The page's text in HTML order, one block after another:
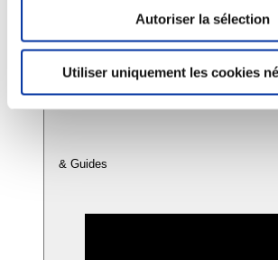
Autoriser la sélection
Utiliser uniquement les cookies
Accords
& Guides